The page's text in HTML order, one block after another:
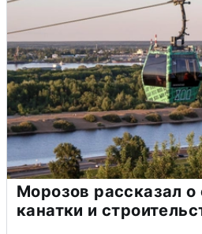
Морозов рассказал о
канатки и